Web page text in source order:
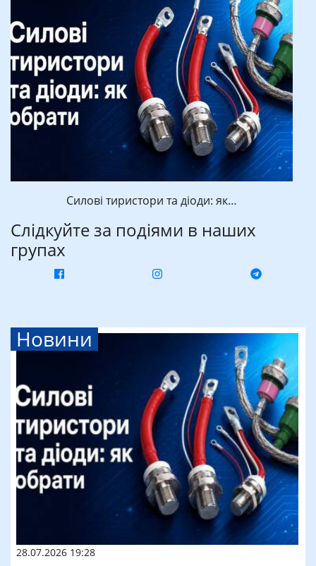
Силові тиристори та діоди: як…
Слідкуйте за подіями в наших
групах
Новини
28.07.2026 19:28